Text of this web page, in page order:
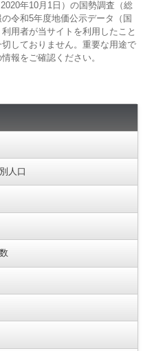
年10月1日）の国勢調査（総
令和5年度地価公示データ（国
用者が当サイトを利用したこと
しておりません。重要な用途で
報をご確認ください。
人口